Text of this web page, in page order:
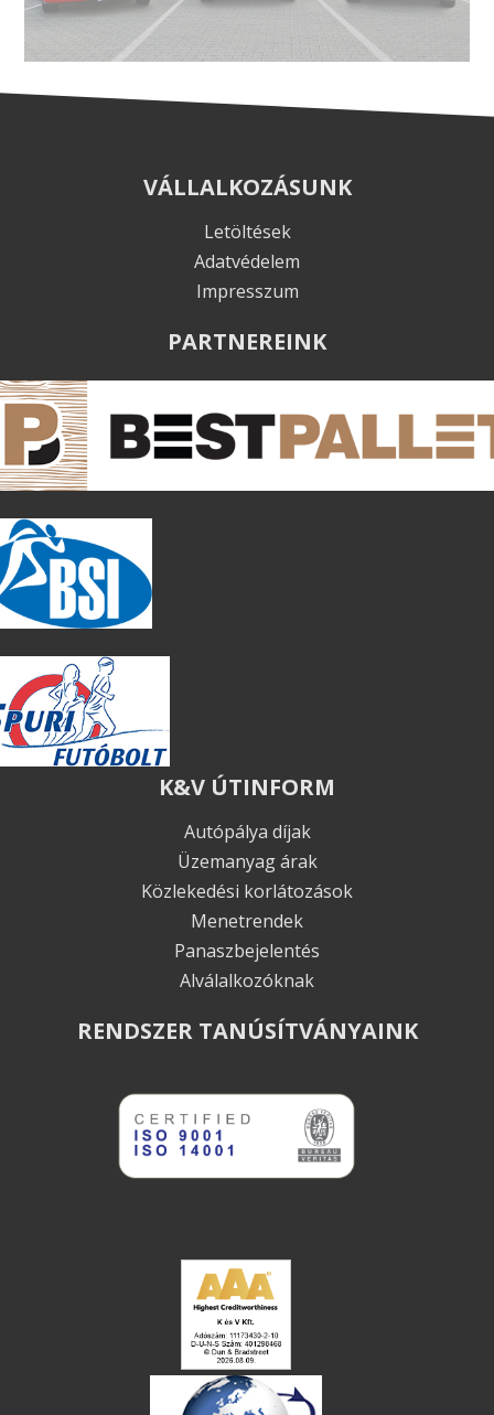
VÁLLALKOZÁSUNK
Letöltések
Adatvédelem
Impresszum
PARTNEREINK
K&V ÚTINFORM
Autópálya díjak
Üzemanyag árak
Közlekedési korlátozások
Menetrendek
Panaszbejelentés
Alválalkozóknak
RENDSZER TANÚSÍTVÁNYAINK